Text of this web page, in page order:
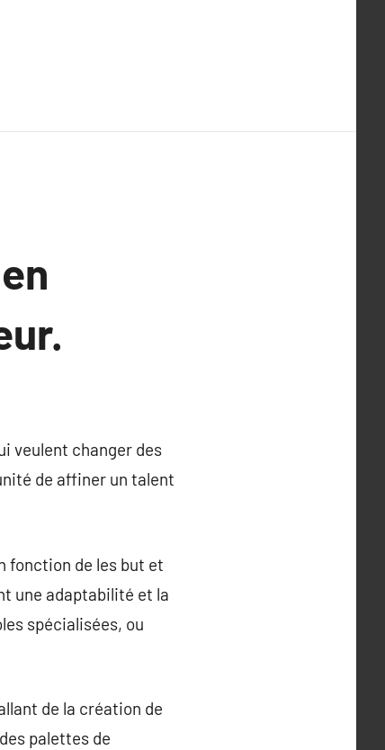
veulent changer des
de affiner un talent
fonction de les but et
une adaptabilité et la
spécialisées, ou
de la création de
palettes de